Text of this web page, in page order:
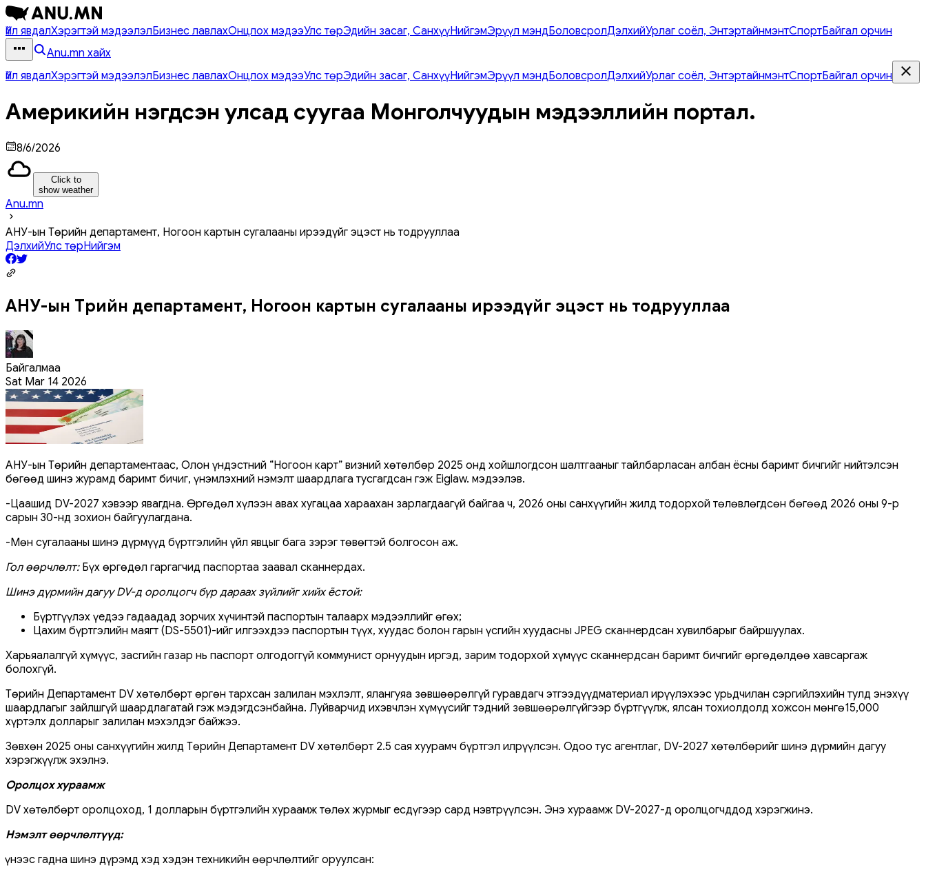
Үйл явдалХэрэгтэй мэдээлэлБизнес лавлахОнцлох мэдээУлс төрЭдийн засаг, СанхүүНийгэмЭрүүл мэндБоловсролДэлхийУрлаг соёл, ЭнтэртайнмэнтСпортБайгал орчин
Anu.mn хайх
Үйл явдалХэрэгтэй мэдээлэлБизнес лавлахОнцлох мэдээУлс төрЭдийн засаг, СанхүүНийгэмЭрүүл мэндБоловсролДэлхийУрлаг соёл, ЭнтэртайнмэнтСпортБайгал орчин
Америкийн нэгдсэн улсад суугаа Монголчуудын мэдээллийн портал.
8/6/2026
Click to
show weather
Anu.mn
АНУ-ын Төрийн департамент, Ногоон картын сугалааны ирээдүйг эцэст нь тодрууллаа
ДэлхийУлс төрНийгэм
АНУ-ын Төрийн департамент, Ногоон картын сугалааны ирээдүйг эцэст нь тодрууллаа
Байгалмаа
Sat Mar 14 2026
АНУ-ын Төрийн департаментаас, Олон үндэстний “Ногоон карт” визний хөтөлбөр 2025 онд хойшлогдсон шалтгааныг тайлбарласан албан ёсны баримт бичгийг нийтэлсэн
бөгөөд шинэ журамд баримт бичиг, үнэмлэхний нэмэлт шаардлага тусгагдсан гэж Eiglaw. мэдээлэв.
-Цаашид DV-2027 хэвээр явагдна. Өргөдөл хүлээн авах хугацаа хараахан зарлагдаагүй байгаа ч, 2026 оны санхүүгийн жилд тодорхой төлөвлөгдсөн бөгөөд 2026 оны 9-р
сарын 30-нд зохион байгуулагдана.
-Мөн сугалааны шинэ дүрмүүд бүртгэлийн үйл явцыг бага зэрэг төвөгтэй болгосон аж.
Гол өөрчлөлт: Бүх өргөдөл гаргагчид паспортаа заавал сканнердах.
Шинэ дүрмийн дагуу DV-д оролцогч бүр дараах зүйлийг хийх ёстой:
Бүртгүүлэх үедээ гадаадад зорчих хүчинтэй паспортын талаарх мэдээллийг өгөх;
Цахим бүртгэлийн маягт (DS-5501)-ийг илгээхдээ паспортын түүх, хуудас болон гарын үсгийн хуудасны JPEG сканнердсан хувилбарыг байршуулах.
Харьяалалгүй хүмүүс, засгийн газар нь паспорт олгодоггүй коммунист орнуудын иргэд, зарим тодорхой хүмүүс сканнердсан баримт бичгийг өргөдөлдөө хавсаргаж
болохгүй.
Төрийн Департамент DV хөтөлбөрт өргөн тархсан залилан мэхлэлт, ялангуяа зөвшөөрөлгүй гуравдагч этгээдүүдматериал ирүүлэхээс урьдчилан сэргийлэхийн тулд энэхүү
шаардлагыг зайлшгүй шаардлагатай гэж мэдэгдсэнбайна. Луйварчид ихэвчлэн хүмүүсийг тэдний зөвшөөрөлгүйгээр бүртгүүлж, ялсан тохиолдолд хожсон мөнгө15,000
хүртэлх долларыг залилан мэхэлдэг байжээ.
Зөвхөн 2025 оны санхүүгийн жилд Төрийн Департамент DV хөтөлбөрт 2.5 сая хуурамч бүртгэл илрүүлсэн. Одоо тус агентлаг, DV-2027 хөтөлбөрийг шинэ дүрмийн дагуу
хэрэгжүүлж эхэлнэ.
Оролцох хураамж
DV хөтөлбөрт оролцоход, 1 долларын бүртгэлийн хураамж төлөх журмыг есдүгээр сард нэвтрүүлсэн. Энэ хураамж DV-2027-д оролцогчддод хэрэгжинэ.
Нэмэлт өөрчлөлтүүд:
Үүнээс гадна шинэ дүрэмд хэд хэдэн техникийн өөрчлөлтийг оруулсан: